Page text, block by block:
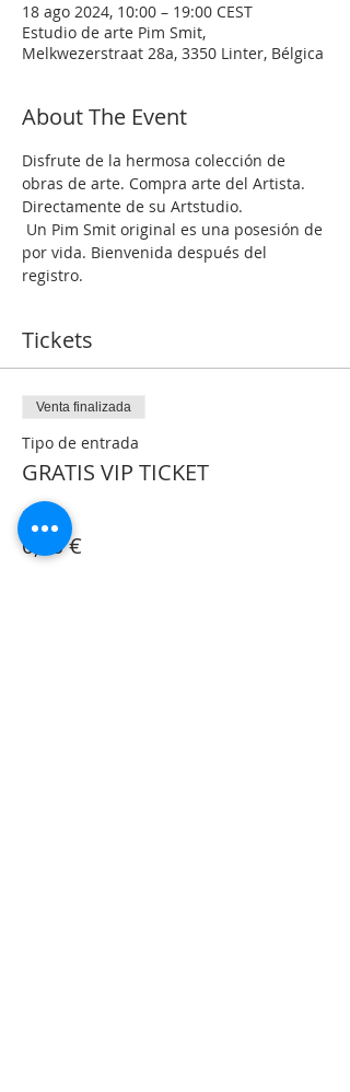
18 ago 2024, 10:00 – 19:00 CEST
Estudio de arte Pim Smit,
Melkwezerstraat 28a, 3350 Linter, Bélgica
About The Event
Disfrute de la hermosa colección de
obras de arte. Compra arte del Artista.
Directamente de su Artstudio.
por vida. Bienvenida después del
registro.
Tickets
Venta finalizada
Tipo de entrada
GRATIS VIP TICKET
Precio
0,00 €